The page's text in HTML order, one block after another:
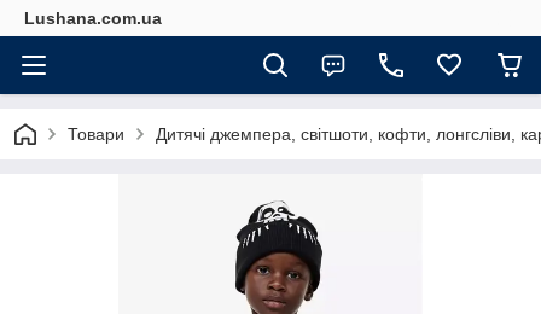
Lushana.com.ua
Товари Дитячі джемпера, світшоти, кофти, лонгсліви,